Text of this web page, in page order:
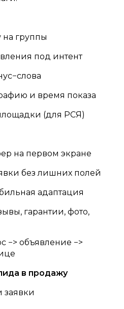
на группы
под интент
и время показа
(для РСЯ)
на первом экране
без лишних полей
адаптация
гарантии, фото,
−> объявление −>
в продажу
заявки